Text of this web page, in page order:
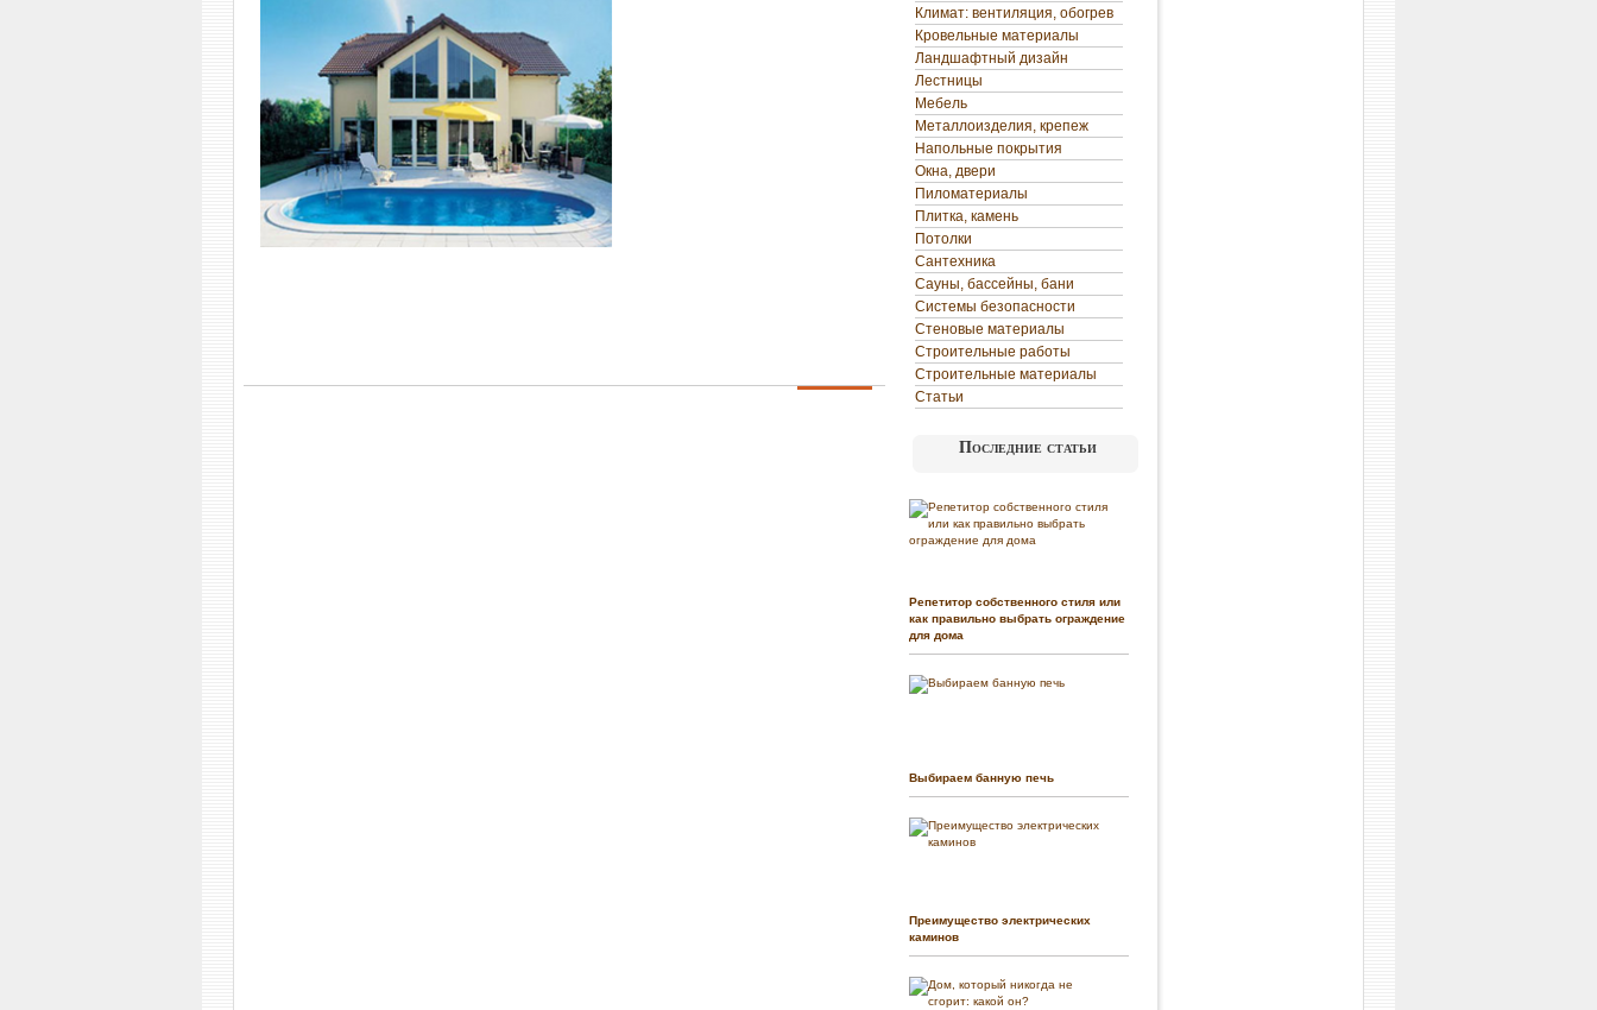
Климат: вентиляция, обогрев
Кровельные материалы
Ландшафтный дизайн
Лестницы
Мебель
Металлоизделия, крепеж
Напольные покрытия
Окна, двери
Пиломатериалы
Плитка, камень
Потолки
Сантехника
Сауны, бассейны, бани
Системы безопасности
Стеновые материалы
Строительные работы
Строительные материалы
Статьи
Последние статьи
Репетитор собственного стиля или
как правильно выбрать ограждение
для дома
Выбираем банную печь
Преимущество электрических
каминов